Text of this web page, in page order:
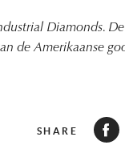
Diamonds.
de Amerikaanse
SHARE